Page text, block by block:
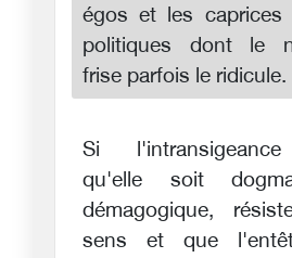
égos et les caprices
politiques dont le
frise parfois le ridicule.
Si
qu'elle soit
démagogique,
sens et que